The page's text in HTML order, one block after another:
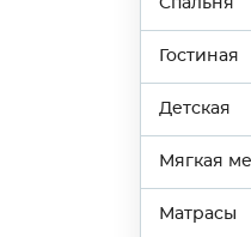
Спальня
Гостиная
Детская
Мягкая
Матрасы